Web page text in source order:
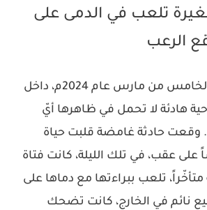
تلعب في الدمى على
الرعب
في ليلة هادئة من الخامس من مارس عام 2024م، داخل
هادئة لا تحمل في ظاهرها أيّ
وقعت حادثة غامضة قلبت حياة
على عقب، في تلك الليلة، كانت فتاة
تلعب ببراءتها مع دماها على
نائم في الخارج، كانت تضحك